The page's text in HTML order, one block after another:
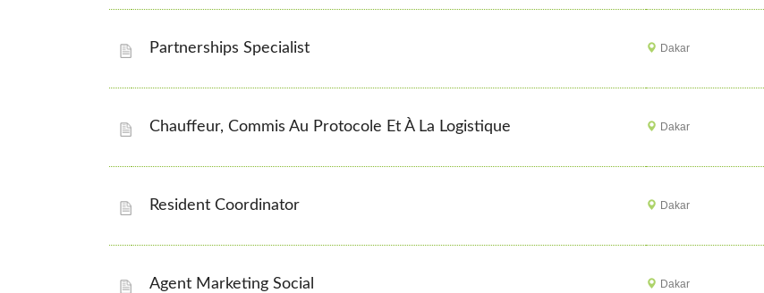
Partnerships Specialist Dakar
Chauffeur, Commis Au Protocole Et À La Logistique Dakar
Resident Coordinator Dakar
Agent Marketing Social Dakar